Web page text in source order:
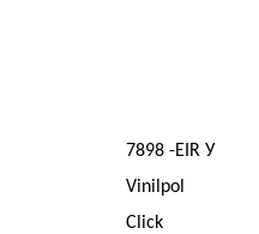
7898 -EIR У
Vinilpol
Click